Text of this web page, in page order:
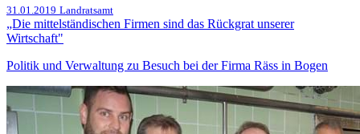
31.01.2019 Landratsamt
„Die mittelständischen Firmen sind das Rückgrat unserer
Wirtschaft"
Politik und Verwaltung zu Besuch bei der Firma Räss in Bogen